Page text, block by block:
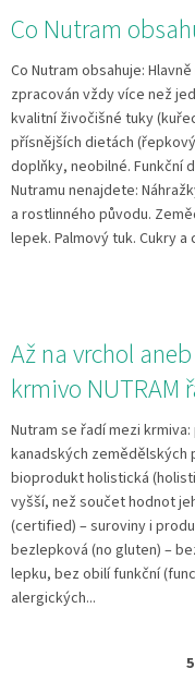
Co Nutram
Co Nutram obsahuje:
zpracován vždy více než
kvalitní živočišné tuky
přísnějších dietách
doplňky, neobilné. Funkční
Nutramu nenajdete:
a rostlinného původu.
lepek. Palmový tuk. Cukry a
Až na vrchol
krmivo NUTRAM
Nutram se řadí mezi
kanadských zemědělských
bioprodukt holistická
vyšší, než součet hodnot
(certified) – suroviny i
bezlepková (no gluten) –
lepku, bez obilí funkční
alergických...
5